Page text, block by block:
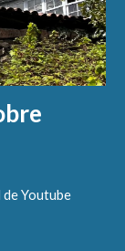
de Youtube